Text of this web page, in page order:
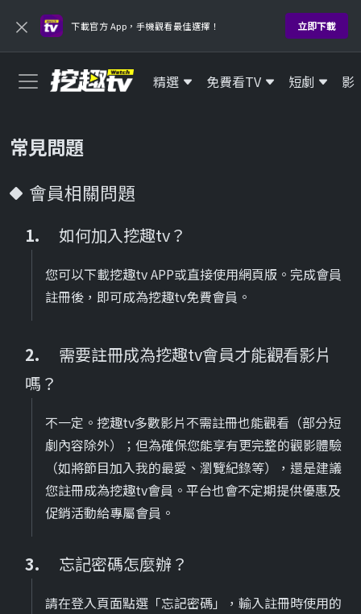
× 下載官方 App，手機觀看最佳選擇！ 立即下載
精選 免費看TV 短劇 影
常見問題
會員相關問題
如何加入挖趣tv？
您可以下載挖趣tv APP或直接使用網頁版。完成會員
註冊後，即可成為挖趣tv免費會員。
需要註冊成為挖趣tv會員才能觀看影片
嗎？
不一定。挖趣tv多數影片不需註冊也能觀看（部分短
劇內容除外）；但為確保您能享有更完整的觀影體驗
（如將節目加入我的最愛、瀏覽紀錄等），還是建議
您註冊成為挖趣tv會員。平台也會不定期提供優惠及
促銷活動給專屬會員。
忘記密碼怎麼辦？
請在登入頁面點選「忘記密碼」，輸入註冊時使用的